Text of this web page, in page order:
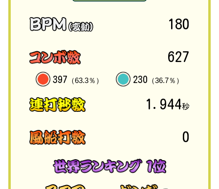
180
627
397 （63.3％） 230 （36.7％）
1.944秒
0